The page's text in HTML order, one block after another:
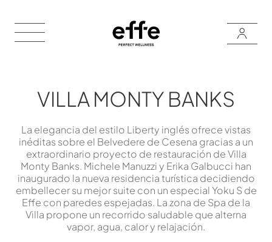
VILLA MONTY BANKS
La elegancia del estilo Liberty inglés ofrece vistas
inéditas sobre el Belvedere de Cesena gracias a un
extraordinario proyecto de restauración de Villa
Monty Banks. Michele Manuzzi y Erika Galbucci han
inaugurado la nueva residencia turística decidiendo
embellecer su mejor suite con un especial Yoku S de
Effe con paredes espejadas. La zona de Spa de la
Villa propone un recorrido saludable que alterna
vapor, agua, calor y relajación.